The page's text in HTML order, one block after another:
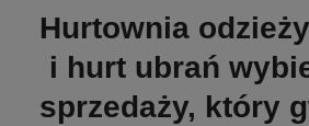
Hurtownia
i hurt ubrań
sprzedaży, który